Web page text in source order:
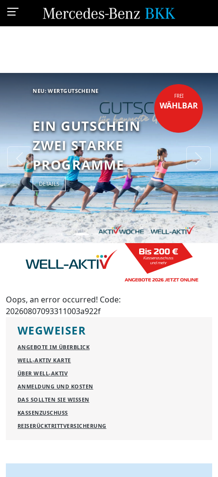
NEU: WERTGUTSCHEINE
EIN GUTSCHEIN
ZWEI STARKE
PROGRAMME
DETAILS
FREI
WÄHLBAR
Previous
Oops, an error occurred! Code:
20260807093311003a922f
WEGWEISER
ANGEBOTE IM ÜBERBLICK
WELL-AKTIV KARTE
ÜBER WELL-AKTIV
ANMELDUNG UND KOSTEN
DAS SOLLTEN SIE WISSEN
KASSENZUSCHUSS
REISERÜCKTRITTVERSICHERUNG